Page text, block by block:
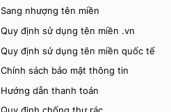
Sang nhượng tên miền
Quy định sử dụng tên miền .vn
Quy định sử dụng tên miền quốc tế
Chính sách bảo mật thông tin
Hướng dẫn thanh toán